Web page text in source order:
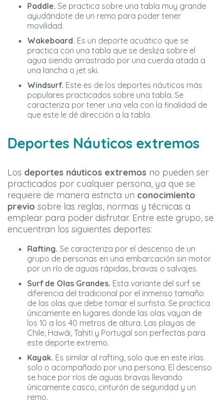
Paddle. Se practica sobre una tabla muy grande
ayudándote de un remo para poder tener
movilidad.
Wakeboard. Es un deporte acuático que se
practica con una tabla que se desliza sobre el
agua siendo arrastrado por una cuerda atada a
una lancha o jet ski.
Windsurf. Este es de los deportes náuticos más
populares practicados sobre una tabla. Se
caracteriza por tener una vela con la finalidad de
que este le dé dirección a la tabla.
Deportes Náuticos extremos
Los deportes náuticos extremos no pueden ser
practicados por cualquier persona, ya que se
requiere de manera estricta un conocimiento
previo sobre las reglas, normas y técnicas a
emplear para poder disfrutar. Entre este grupo, se
encuentran los siguientes deportes:
Rafting. Se caracteriza por el descenso de un
grupo de personas en una embarcación sin motor
por un río de aguas rápidas, bravas o salvajes.
Surf de Olas Grandes. Esta variante del surf se
diferencia del tradicional por el inmenso tamaño
de las olas que debe tomar el surfista. Se practica
únicamente en lugares donde las olas vayan de
los 10 a los 40 metros de altura. Las playas de
Chile, Hawái, Tahití y Portugal son perfectas para
este deporte extremo.
Kayak. Es similar al rafting, solo que en este irías
solo o acompañado por una persona. El descenso
se hace por ríos de aguas bravas llevando
únicamente casco, cinturón de seguridad y un
remo.